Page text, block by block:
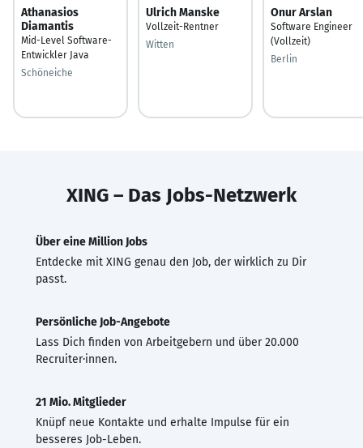
Athanasios
Diamantis
Mid-Level Software-
Entwickler Java
Schöneiche
Ulrich Manske
Vollzeit-Rentner
Witten
Onur Arslan
Software Engineer
(Vollzeit)
Berlin
XING – Das Jobs-Netzwerk
Über eine Million Jobs
Entdecke mit XING genau den Job, der wirklich zu Dir
passt.
Persönliche Job-Angebote
Lass Dich finden von Arbeitgebern und über 20.000
Recruiter·innen.
21 Mio. Mitglieder
Knüpf neue Kontakte und erhalte Impulse für ein
besseres Job-Leben.